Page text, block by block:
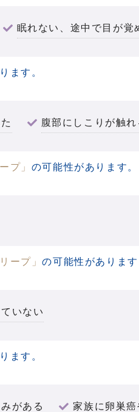
眠れない、途中で目が覚
ます。
腹部にしこりが触れ
プ」 の可能性があります。
ープ」の可能性があります
いない
ます。
がある 家族に卵巣